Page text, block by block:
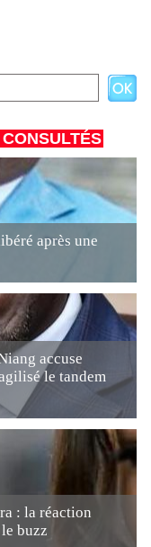
après une
accuse
le tandem
: la réaction
buzz